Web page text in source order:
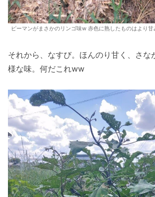
ピーマンがまさかのリンゴ味w 赤色に熟したものはより甘
それから、なすび。ほんのり甘く、さな
様な味。何だこれww